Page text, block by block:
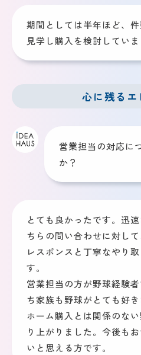
期間としては半年ほど、
見学し購入を検討していま
心に残るエ
営業担当の対応に
か？
とても良かったです。迅
ちらの問い合わせに対し
レスポンスと丁寧なやり
す。
営業担当の方が野球経験
ち家族も野球がとても好
ホーム購入とは関係のな
り上がりました。今後も
いと思える方です。